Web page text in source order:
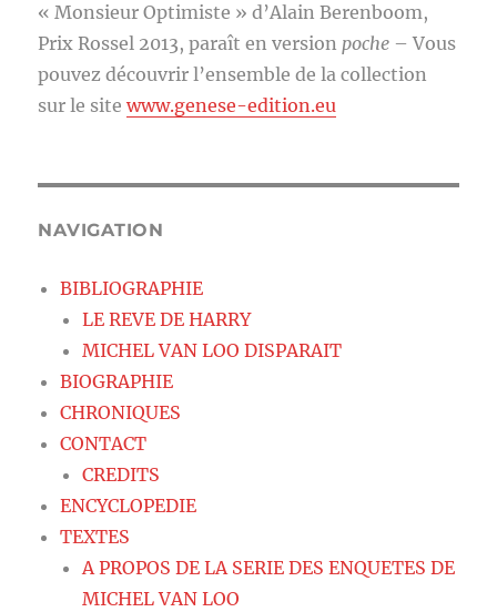
« Monsieur Optimiste » d’Alain Berenboom,
Prix Rossel 2013, paraît en version poche – Vous
pouvez découvrir l’ensemble de la collection
sur le sitewww.genese-edition.eu
NAVIGATION
BIBLIOGRAPHIE
LE REVE DE HARRY
MICHEL VAN LOO DISPARAIT
BIOGRAPHIE
CHRONIQUES
CONTACT
CREDITS
ENCYCLOPEDIE
TEXTES
A PROPOS DE LA SERIE DES ENQUETES DE
MICHEL VAN LOO